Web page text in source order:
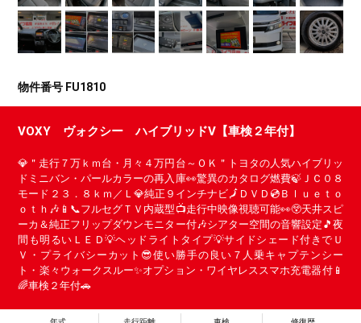
物件番号 FU1810
VOXY ヴォクシー ハイブリッドV【車検２年付】
💎＂走行７万ｋｍ台・月々４万円台～ＯＫ＂トヨタの人気ハイブリッ
ドミニバン・パールカラーの再入庫👀驚異のカタログ燃費🍃ＪＣ０８
モード２３．８ｋｍ／Ｌ💎純正９インチナビ🗾ＤＶＤ💿Ｂｌｕｅｔｏ
ｏｔｈ🎶📱📞フルセグＴＶ内蔵型📺走行中映像視聴可能👀😲天井スピ
ーカ＆純正フリップダウンモニター付🎶シアター空間の音響設定🎵夜
間も明るいＬＥＤ💡ヘッドライトタイプ💡サイドシェード付きでＵ
Ｖ・プライバシーカット😎使い勝手の良い７人乗キャプテンシー
ト・楽々ウォークスルー✨オプション・ワイヤレススマホ充電器付📱
🌈車検２年付🚗